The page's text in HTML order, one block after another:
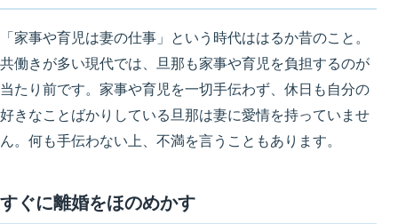
「家事や育児は妻の仕事」という時代ははるか昔のこと 。
共働きが多い現代では、旦那も家事や育児を負担するのが
当たり前です。家事や育児を一切手伝わず、休日も自分の
好きなことばかりしている旦那は妻に愛情を持っていませ
ん。何も手伝わない上、不満を言うこともあります。
すぐに離婚をほのめかす